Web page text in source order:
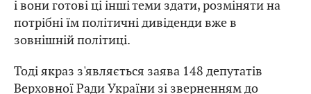
і вони готові ці інші теми здати, розміняти на
потрібні їм політичні дивіденди вже в
зовнішній політиці.
Тоді якраз з'являється заява 148 депутатів
Верховної Ради України зі зверненням до